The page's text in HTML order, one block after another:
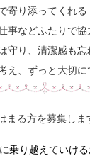
で寄り添って
事などふたりで協
守り、清潔感も
え、ずっと大切
まる方を募集しま
乗り越えていけ